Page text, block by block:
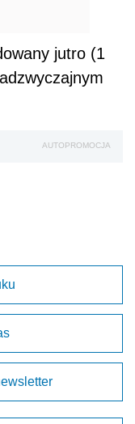
jutro (1
AUTOPROMOCJA